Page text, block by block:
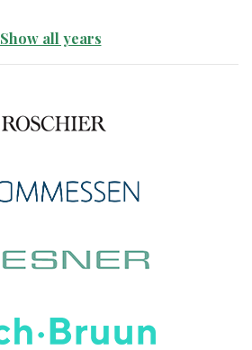
Show all years